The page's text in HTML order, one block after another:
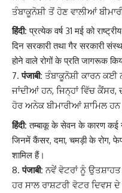
ਤੰਬਾਕੂਨੋਸ਼ੀ ਤੋਂ ਹੋਣ ਵਾਲੀਆਂ
हिंदी: प्रत्येक वर्ष 31 मई को
दिन सरकारी तथा गैर सरकारी
होने वाले रोगों के प्रति जागरूक
पंजाबी: ਤੰਬਾਕੂਨੋਸ਼ੀ ਕਾਰਨ ਕਈ
ਜਾਂਦੀਆਂ ਹਨ, ਜਿਨ੍ਹਾਂ ਵਿੱਚ
ਹੋਰ ਅਨੇਕ ਬੀਮਾਰੀਆਂ ਸ਼ਾਮਿਲ
हिंदी: तम्बाकू के सेवन के कारण कई
जिनमें कैंसर, दमा, चमड़ी के रोग,
शामिल हैं।
पंजाबी: ਨਵੇਂ ਵੋਟਰਾਂ ਨੂੰ
ਹਰ ਸਾਲ ਰਾਸ਼ਟਰੀ ਵੋਟਰ ਦਿਵਸ